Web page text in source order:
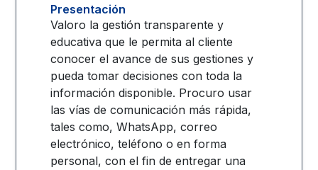
Presentación
Valoro la gestión transparente y
educativa que le permita al cliente
conocer el avance de sus gestiones y
pueda tomar decisiones con toda la
información disponible. Procuro usar
las vías de comunicación más rápida,
tales como, WhatsApp, correo
electrónico, teléfono o en forma
personal, con el fin de entregar una